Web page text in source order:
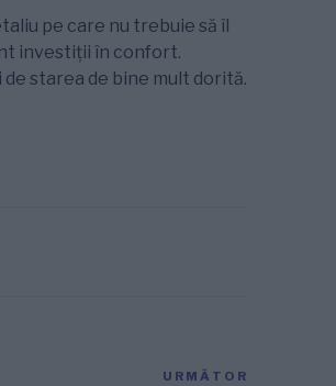
pe care nu trebuie să îl
investiții în confort.
starea de bine mult dorită.
URMĂTOR